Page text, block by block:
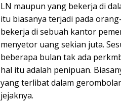
LN maupun yang bekerja di
itu biasanya terjadi pada
bekerja di sebuah kantor
menyetor uang sekian juta.
beberapa bulan tak ada
hal itu adalah penipuan.
yang terlibat dalam
jejaknya.